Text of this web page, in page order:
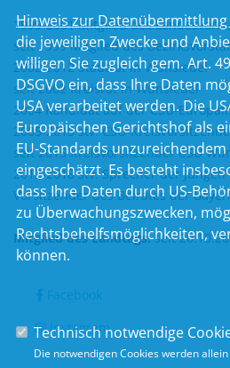
1999-2001 Mitglied des
seit 1999 Mitglied des
2002-2012 Stadtrat in Wunsiedel
seit 2002 Kreisrat in Wunsiedel
2004 Kandidat auf der CSU-
2005-2015 stv. CSU-
seit 2015 Kreisvorsitzender CSU
2013-2018 stv. Sprecher der
Vorsitzender des Beirates der
Mitglied des Landtags:seit
Facebook
Instagram
Hinweis zur Datenübermittlung
die jeweiligen Zwecke und
willigen Sie zugleich gem. Art.
DSGVO ein, dass Ihre Daten
USA verarbeitet werden. Die
Europäischen Gerichtshof als
EU-Standards
eingeschätzt. Es besteht
dass Ihre Daten durch US-
zu Überwachungszwecken,
Rechtsbehelfsmöglichkeiten,
können.
Technisch notwendige
Die notwendigen Cookies werden